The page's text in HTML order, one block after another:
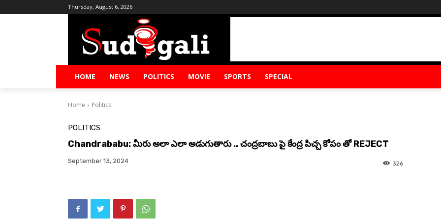
Thursday, August 6, 2026
HOME NEWS POLITICS MOVIE SPORTS SPECIAL
Home Politics
POLITICS
Chandrababu: మీరు అలా ఎలా అడుగుతారు .. చంద్రబాబు పై కేంద్ర పిచ్చ కోపం తో REJECT
September 13, 2024 326